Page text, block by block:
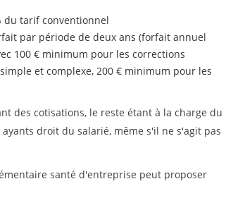
du tarif conventionnel
par période de deux ans (forfait annuel
100 € minimum pour les corrections
et complexe, 200 € minimum pour les
des cotisations, le reste étant à la charge du
droit du salarié, même s'il ne s'agit pas
santé d'entreprise peut proposer